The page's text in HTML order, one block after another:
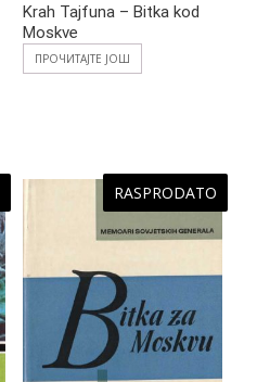
Krah Tajfuna – Bitka kod
Moskve
ПРОЧИТАЈТЕ ЈОШ
RASPRODATO